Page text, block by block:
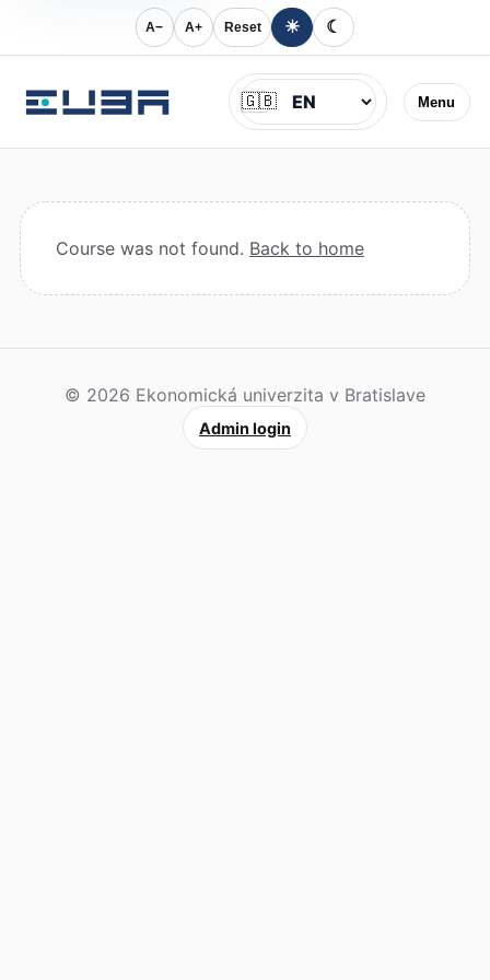
A− A+ Reset ☀ ☾
Menu
Jazyk
🇬🇧
Course was not found. Back to home
© 2026 Ekonomická univerzita v Bratislave
Admin login